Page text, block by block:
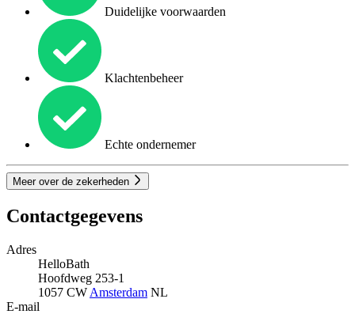
Duidelijke voorwaarden
Klachtenbeheer
Echte ondernemer
Meer over de zekerheden
Contactgegevens
Adres
HelloBath
Hoofdweg 253-1
1057 CW Amsterdam NL
E-mail